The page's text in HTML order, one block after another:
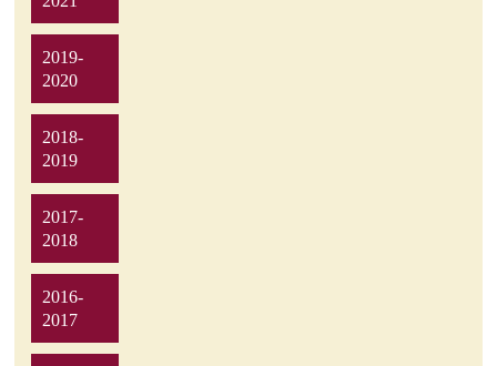
2019-
2020
2018-
2019
2017-
2018
2016-
2017